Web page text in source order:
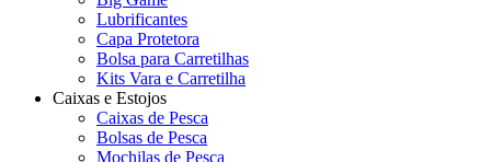
Lubrificantes
Capa Protetora
Bolsa para Carretilhas
Kits Vara e Carretilha
Caixas e Estojos
Caixas de Pesca
Bolsas de Pesca
Mochilas de Pesca